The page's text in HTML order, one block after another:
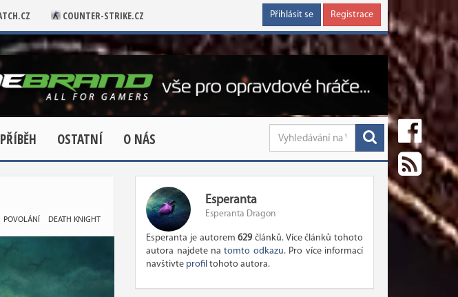
COUNTER-STRIKE.CZ Přihlásit se Registrace
PŘÍBĚH OSTATNÍ O NÁS
POVOLÁNÍ DEATH KNIGHT
Esperanta
Esperanta Dragon
Esperanta je autorem629článků. Více článků tohoto
autora najdete natomto odkazu. Pro více informací
navštivte profil tohoto autora.